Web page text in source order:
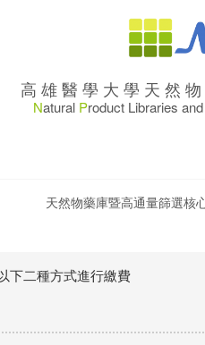
高雄醫學大學天然
Natural Product Libraries
天然物藥庫暨高通量篩選核
下二種方式進行繳費